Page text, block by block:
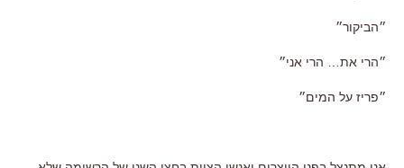
״הביקור״
״הרי את… הרי אני״
״פריז על המים״